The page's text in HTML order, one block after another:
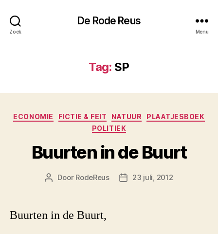
Zoek
De Rode Reus
Menu
Tag: SP
Categorieën
ECONOMIE FICTIE & FEIT NATUUR
PLAATJESBOEK
POLITIEK
Buurten in de Buurt
Berichtauteur
Door RodeReus Berichtdatum
23 juli, 2012
Buurten in de Buurt,